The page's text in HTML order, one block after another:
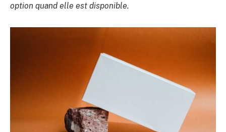
option quand elle est disponible.